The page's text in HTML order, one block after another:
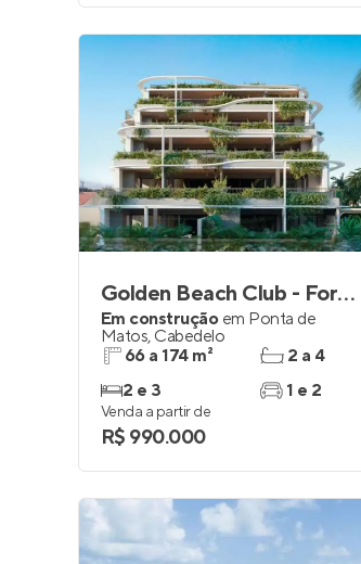
Golden Beach Club - Formosa
Em construção em Ponta de
Matos, Cabedelo
66 a 174 m²
2 e 3
2 a 4
1 e 2
Venda a partir de
R$ 990.000